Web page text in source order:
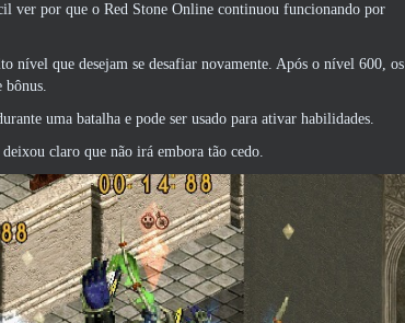
ver por que o Red Stone Online continuou funcionando por
nível que desejam se desafiar novamente. Após o nível 600, os
bônus.
uma batalha e pode ser usado para ativar habilidades.
claro que não irá embora tão cedo.